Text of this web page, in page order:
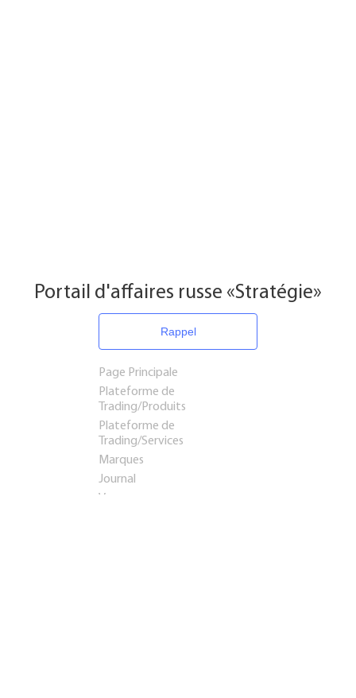
Portail d'affaires russe «Stratégie»
Rappel
Page Principale
Plateforme de
Trading/Produits
Plateforme de
Trading/Services
Marques
Journal
Voyages